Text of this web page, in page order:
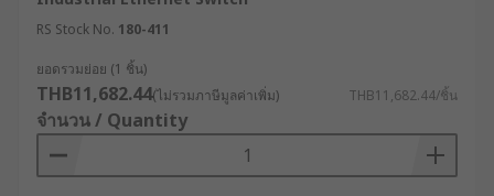
ความคุ้มค่าของการลงทุน (ROI) : แม้ว่าการ
ค่ากว่าในระยะสั้น แต่เมื่อเทียบกับอายุการใช้งาน
ความทนทาน และฟังก์ชันการจัดการที่อุปกรณ์
เกรดอุตสาหกรรมมอบให้ การเลือกซื้ออุปกรณ์ที่
ได้มาตรฐานจะช่วยลดต้นทุนแฝงจากการซ่อม
บำรุงและปัญหาเครือข่ายล่มได้อย่างมหาศาล
RS Stock No. 180-411
ยอดรวมย่อย (1 ชิ้น)
THB11,682.44(ไม่รวมภาษีมูลค่าเพิ่ม) THB11,682.44/ชิ้น
จำนวน / Quantity